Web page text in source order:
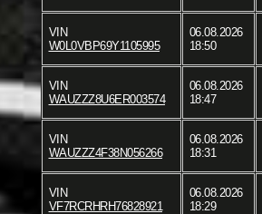
VIN
W0L0VBP69Y1105995
06.08.2026
18:50
VIN
WAUZZZ8U6ER003574
06.08.2026
18:47
VIN
WAUZZZ4F38N056266
06.08.2026
18:31
VIN
VF7RCRHRH76828921
06.08.2026
18:29